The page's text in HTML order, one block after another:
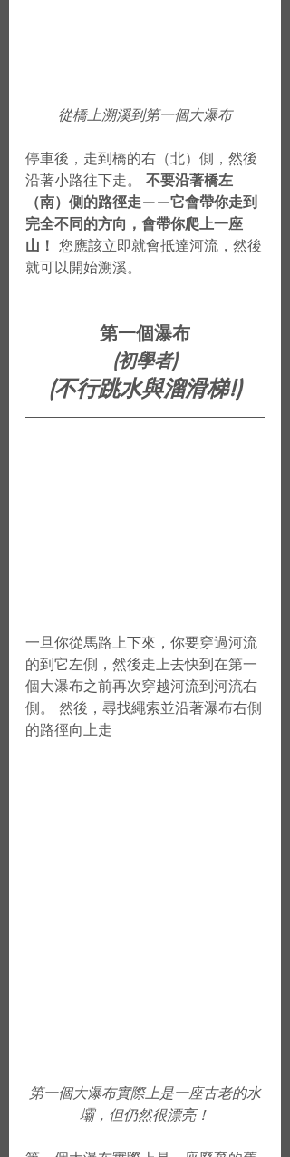
從橋上溯溪到第一個大瀑布
停車後，走到橋的右（北）側，然後
沿著小路往下走。 不要沿著橋左
（南）側的路徑走——它會帶你走到
完全不同的方向，會帶你爬上一座
山！ 您應該立即就會抵達河流，然後
就可以開始溯溪。
第一個瀑布
(初學者)
(不行跳水與溜滑梯!)
一旦你從馬路上下來，你要穿過河流
的到它左側，然後走上去快到在第一
個大瀑布之前再次穿越河流到河流右
側。 然後，尋找繩索並沿著瀑布右側
的路徑向上走
第一個大瀑布實際上是一座古老的水
壩，但仍然很漂亮！